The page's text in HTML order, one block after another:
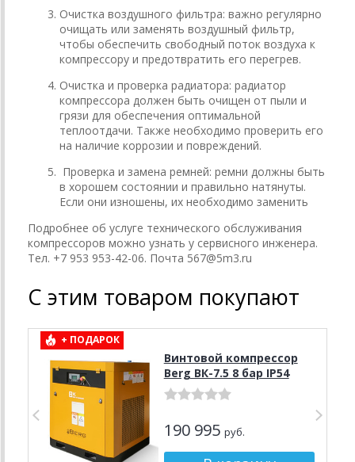
Очистка воздушного фильтра: важно регулярно
очищать или заменять воздушный фильтр,
чтобы обеспечить свободный поток воздуха к
компрессору и предотвратить его перегрев.
Очистка и проверка радиатора: радиатор
компрессора должен быть очищен от пыли и
грязи для обеспечения оптимальной
теплоотдачи. Также необходимо проверить его
на наличие коррозии и повреждений.
Проверка и замена ремней: ремни должны быть
в хорошем состоянии и правильно натянуты.
Если они изношены, их необходимо заменить
Подробнее об услуге технического обслуживания
компрессоров можно узнать у сервисного инженера.
Тел. +7 953 953-42-06. Почта 567@5m3.ru
С этим товаром покупают
+ ПОДАРОК
Винтовой компрессор
Berg ВК-7.5 8 бар IP54
190 995 руб.